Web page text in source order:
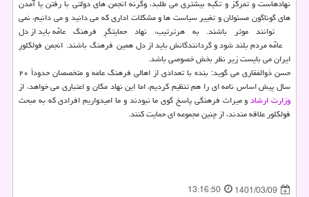
نهادهاست و تمرکز و تکیه بیشتری می طلبد، وگرنه انجمن های دولتی با رفتن یا آمدن
های گوناگون مسئولان و تغییر سیاست ها و مشکلات اداری که می ­دانید و می­ دانیم، نمی
توانند موثر باشند. به هرترتیب، نهاد حمایتگرِ فرهنگ عامّه باید از دلِ
عامّه مردم بلند شود و گردانندگانش باید از دلِ همین فرهنگ باشند. انجمن فولکلورِ
ایران می بایست زیر نظر بخش خصوصی باشد.
حسن ذوالفقاری می گوید: بنده با تعدادی از اهالی فرهنگ عامه و متخصصان حدوداً ۲۰
سال پیش اساس نامه ای را هم تنظیم کردیم، اما این نهاد مکان و اعتباری می خواهد، از
وزارت ارشادو میراث فرهنگی پاسخ گوی ما نبودند و ما امیدواریم افرادی که به مبحث
فولکلور علاقه مندند، از چنین مجموعه ای حمایت کنند.
1401/03/09
13:16:50